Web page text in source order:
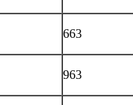
663
963